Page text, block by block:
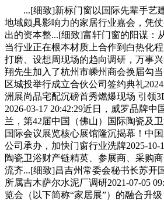
...[细致]新标门窗以国际先辈手艺
地域颇具影响力的家居行业嘉会，凭
出的资本整...[细致]富轩门窗的阳谋：
当行业正在根本材质上合作到白热化
打磨、设想周现场的趋向调研，万事
翔先生加入了杭州市嵊州商会换届勾
区城投举行成立合伙公司签约典礼
洲展尚品宅配沉磅首秀燃爆现场 引领
2026-03-17 20:42:29近日，威罗品牌
兰，第42届中国（佛山）国际陶瓷及
国际会议展览核心展馆隆沉揭幕！中
公司承办，加快门窗行业洗牌2025-10-
陶瓷卫浴财产链精英、参展商、采购
流齐...[细致]昌吉州常委会秘书长苏开
所属吉木萨尔水泥厂调研2021-07-05
览会（以下简称“家居展”）的融合升